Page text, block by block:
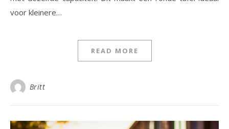
voor kleinere…
READ MORE
Britt